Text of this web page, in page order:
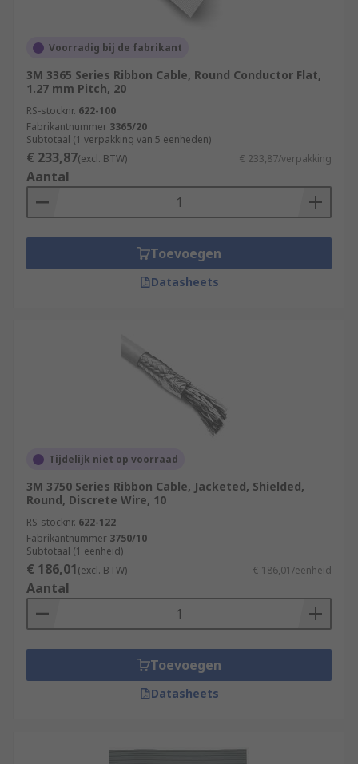
Voorradig bij de fabrikant
3M 3365 Series Ribbon Cable, Round Conductor Flat,
1.27 mm Pitch, 20
RS-stocknr. 622-100
Fabrikantnummer 3365/20
Subtotaal (1 verpakking van 5 eenheden)
€ 233,87(excl. BTW) € 233,87/verpakking
Aantal
Toevoegen
Datasheets
Tijdelijk niet op voorraad
3M 3750 Series Ribbon Cable, Jacketed, Shielded,
Round, Discrete Wire, 10
RS-stocknr. 622-122
Fabrikantnummer 3750/10
Subtotaal (1 eenheid)
€ 186,01(excl. BTW) € 186,01/eenheid
Aantal
Toevoegen
Datasheets